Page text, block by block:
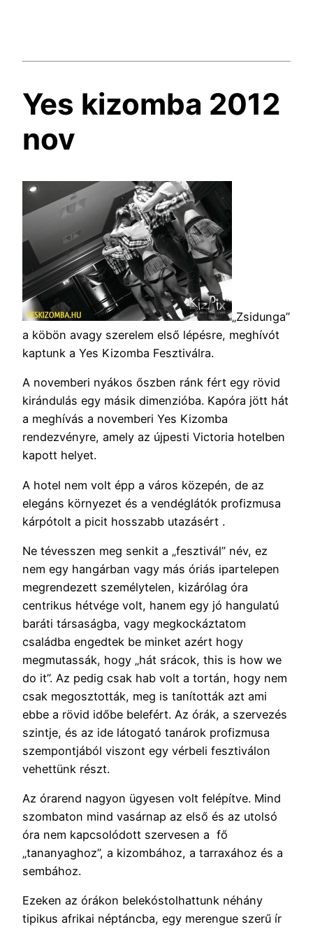
Yes kizomba 2012
nov
„Zsidunga”
a köbön avagy szerelem első lépésre, meghívót
kaptunk a Yes Kizomba Fesztiválra.
A novemberi nyákos őszben ránk fért egy rövid
kirándulás egy másik dimenzióba. Kapóra jött hát
a meghívás a novemberi Yes Kizomba
rendezvényre, amely az újpesti Victoria hotelben
kapott helyet.
A hotel nem volt épp a város közepén, de az
elegáns környezet és a vendéglátók profizmusa
kárpótolt a picit hosszabb utazásért .
Ne tévesszen meg senkit a „fesztivál” név, ez
nem egy hangárban vagy más óriás ipartelepen
megrendezett személytelen, kizárólag óra
centrikus hétvége volt, hanem egy jó hangulatú
baráti társaságba, vagy megkockáztatom
családba engedtek be minket azért hogy
megmutassák, hogy „hát srácok, this is how we
do it”. Az pedig csak hab volt a tortán, hogy nem
csak megosztották, meg is tanították azt ami
ebbe a rövid időbe belefért. Az órák, a szervezés
szintje, és az ide látogató tanárok profizmusa
szempontjából viszont egy vérbeli fesztiválon
vehettünk részt.
Az órarend nagyon ügyesen volt felépítve. Mind
szombaton mind vasárnap az első és az utolsó
óra nem kapcsolódott szervesen a fő
„tananyaghoz”, a kizombához, a tarraxához és a
sembához.
Ezeken az órákon belekóstolhattunk néhány
tipikus afrikai néptáncba, egy merengue szerű ír